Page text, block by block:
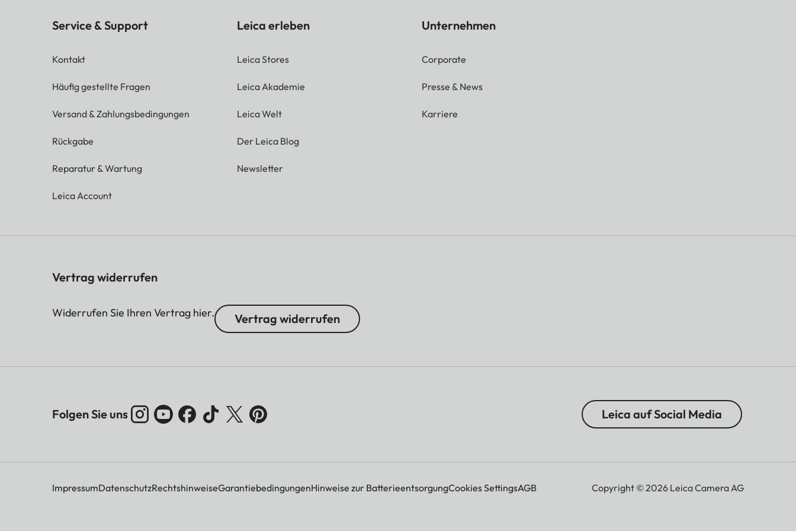
Service & Support
Kontakt
Häufig gestellte Fragen
Versand & Zahlungsbedingungen
Rückgabe
Reparatur & Wartung
Leica Account
Leica erleben
Leica Stores
Leica Akademie
Leica Welt
Der Leica Blog
Newsletter
Unternehmen
Corporate
Presse & News
Karriere
Vertrag widerrufen
Widerrufen Sie Ihren Vertrag hier. Vertrag widerrufen
Folgen Sie uns Leica auf Social Media
ImpressumDatenschutzRechtshinweiseGarantiebedingungenHinweise zur BatterieentsorgungCookies SettingsAGB Copyright © 2026 Leica Camera AG